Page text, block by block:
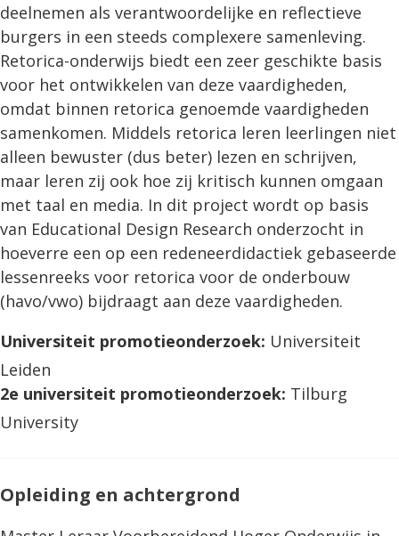
deelnemen als verantwoordelijke en reflectieve
burgers in een steeds complexere samenleving.
Retorica-onderwijs biedt een zeer geschikte basis
voor het ontwikkelen van deze vaardigheden,
omdat binnen retorica genoemde vaardigheden
samenkomen. Middels retorica leren leerlingen niet
alleen bewuster (dus beter) lezen en schrijven,
maar leren zij ook hoe zij kritisch kunnen omgaan
met taal en media. In dit project wordt op basis
van Educational Design Research onderzocht in
hoeverre een op een redeneerdidactiek gebaseerde
lessenreeks voor retorica voor de onderbouw
(havo/vwo) bijdraagt aan deze vaardigheden.
Universiteit promotieonderzoek: Universiteit
Leiden
2e universiteit promotieonderzoek: Tilburg
University
Opleiding en achtergrond